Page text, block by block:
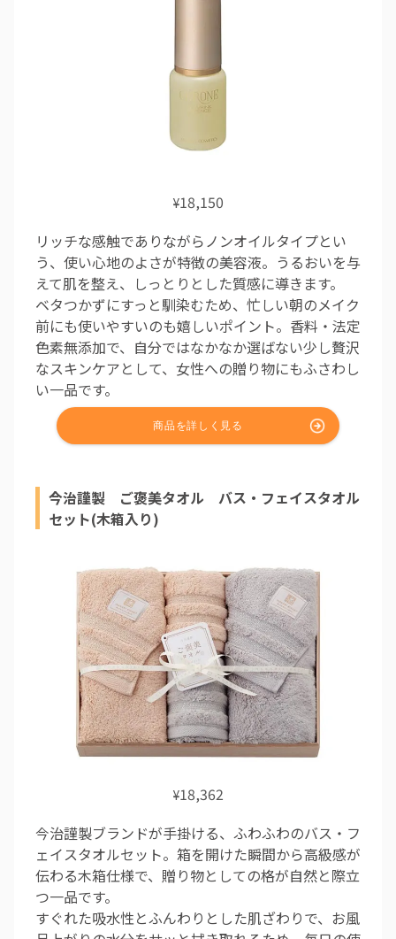
¥18,150
リッチな感触でありながらノンオイルタイプとい
う、使い心地のよさが特徴の美容液。うるおいを与
えて肌を整え、しっとりとした質感に導きます。
ベタつかずにすっと馴染むため、忙しい朝のメイク
前にも使いやすいのも嬉しいポイント。香料・法定
色素無添加で、自分ではなかなか選ばない少し贅沢
なスキンケアとして、女性への贈り物にもふさわし
い一品です。
今治謹製 ご褒美タオル バス・フェイスタオル
セット(木箱入り)
¥18,362
今治謹製ブランドが手掛ける、ふわふわのバス・フ
ェイスタオルセット。箱を開けた瞬間から高級感が
伝わる木箱仕様で、贈り物としての格が自然と際立
つ一品です。
すぐれた吸水性とふんわりとした肌ざわりで、お風